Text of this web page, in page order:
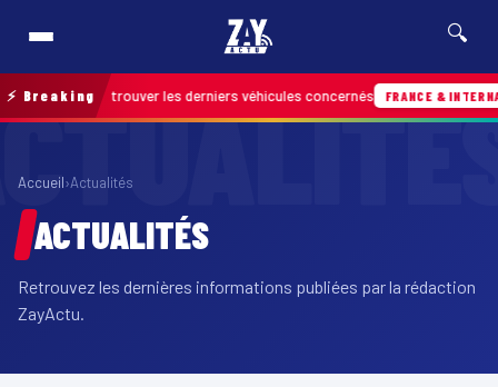
🔍
⚡ Breaking
retrouver les derniers véhicules concernés FRANCE & INTERNATIONALE
Accueil›Actualités
ACTUALITÉS
Retrouvez les dernières informations publiées par la rédaction
ZayActu.